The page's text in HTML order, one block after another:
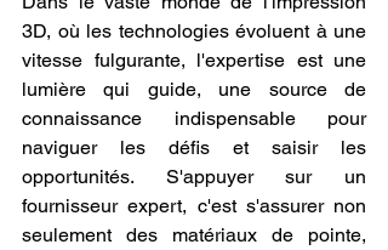
3D, où les technologies évoluent à une
vitesse fulgurante, l'expertise est une
lumière qui guide, une source de
connaissance indispensable pour
naviguer les défis et saisir les
opportunités. S'appuyer sur un
fournisseur expert, c'est s'assurer non
seulement des matériaux de pointe,